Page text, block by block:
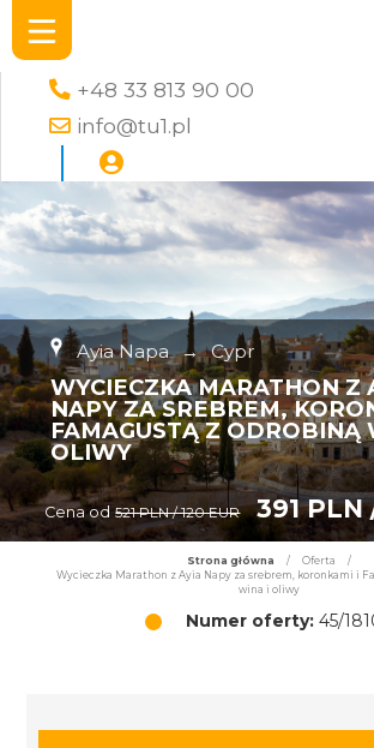
+48 33 813 90 00
info@tu1.pl
Ayia Napa → Cypr
WYCIECZKA MARATHON Z
NAPY ZA SREBREM,
FAMAGUSTĄ Z ODROBINĄ
OLIWY
Cena od 521 PLN / 120 EUR 391 PLN
Strona główna / Oferta
/
Wycieczka Marathon z Ayia Napy za srebrem, koronkami i
wina i oliwy
Numer oferty:45/